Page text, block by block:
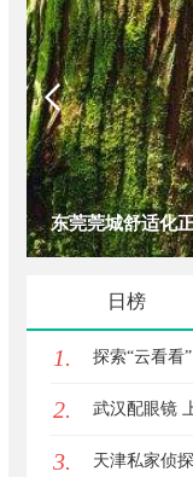
全科 & 无痛种牙
日榜
1. 探索“云看看
潮
2. 武汉配眼镜
3. 天津私家侦